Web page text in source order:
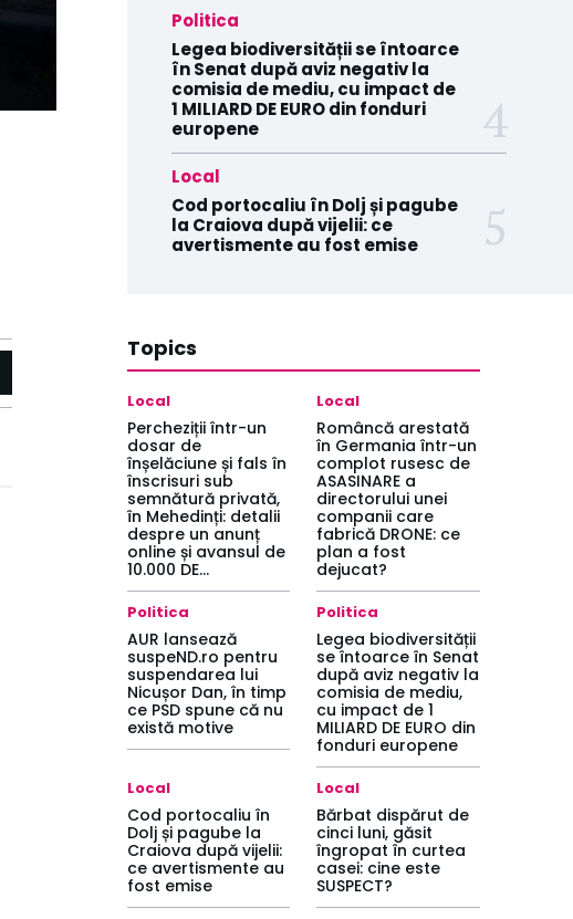
Politica
Legea biodiversității se întoarce
în Senat după aviz negativ la
comisia de mediu, cu impact de
1 MILIARD DE EURO din fonduri
europene
Local
Cod portocaliu în Dolj și pagube
la Craiova după vijelii: ce
avertismente au fost emise
Topics
Local
Percheziții într-un
dosar de
înșelăciune și fals în
înscrisuri sub
semnătură privată,
în Mehedinți: detalii
despre un anunț
online și avansul de
10.000 DE...
Local
Româncă arestată
în Germania într-un
complot rusesc de
ASASINARE a
directorului unei
companii care
fabrică DRONE: ce
plan a fost
dejucat?
Politica
AUR lansează
suspeND.ro pentru
suspendarea lui
Nicușor Dan, în timp
ce PSD spune că nu
există motive
Politica
Legea biodiversității
se întoarce în Senat
după aviz negativ la
comisia de mediu,
cu impact de 1
MILIARD DE EURO din
fonduri europene
Local
Cod portocaliu în
Dolj și pagube la
Craiova după vijelii:
ce avertismente au
fost emise
Local
Bărbat dispărut de
cinci luni, găsit
îngropat în curtea
casei: cine este
SUSPECT?